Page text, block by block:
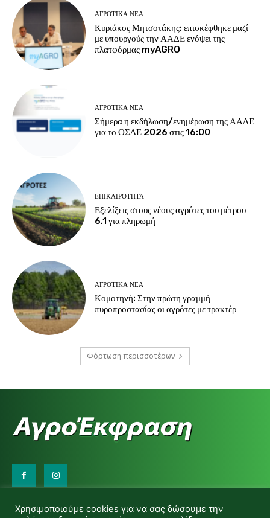
ΑΓΡΟΤΙΚΆ ΝΈΑ
Κυριάκος Μητσοτάκης: επισκέφθηκε μαζί
με υπουργούς την ΑΑΔΕ ενόψει της
πλατφόρμας myAGRO
ΑΓΡΟΤΙΚΆ ΝΈΑ
Σήμερα η εκδήλωση/ενημέρωση της ΑΑΔΕ
για το ΟΣΔΕ 2026 στις 16:00
ΕΠΙΚΑΙΡΌΤΗΤΑ
Εξελίξεις στους νέους αγρότες του μέτρου
6.1 για πληρωμή
ΑΓΡΟΤΙΚΆ ΝΈΑ
Κομοτηνή: Στην πρώτη γραμμή
πυροπροστασίας οι αγρότες με τρακτέρ
Φόρτωση περισσοτέρων
d.makas@yahoo.gr
Χρησιμοποιούμε cookies για να σας δώσουμε την